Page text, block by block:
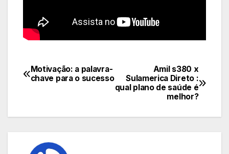
Navegação
Post
Amil s380 x
Sulamerica Direto :
qual plano de saúde é
melhor?
Motivação: a palavra-
chave para o sucesso